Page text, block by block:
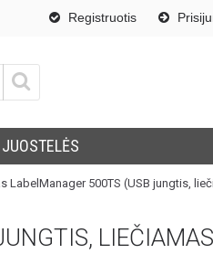
Registruotis
JUOSTELĖS
500TS (USB jungtis,